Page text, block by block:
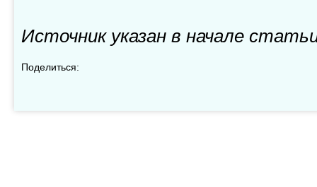
Источник указан в начале
Поделиться: